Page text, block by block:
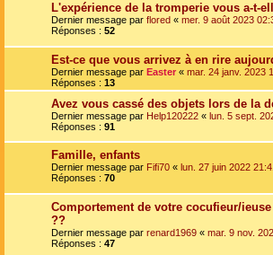
L'expérience de la tromperie vous a-t-
Dernier message par flored « mer. 9 août 2023
Réponses : 52
Est-ce que vous arrivez à en rire
Dernier message par Easter « mar. 24 janv. 2023
Réponses : 13
Avez vous cassé des objets lors de la
Dernier message par Help120222 « lun. 5 sept.
Réponses : 91
Famille, enfants
Dernier message par Fifi70 « lun. 27 juin 2022
Réponses : 70
Comportement de votre cocufieur/
??
Dernier message par renard1969 « mar. 9 nov.
Réponses : 47